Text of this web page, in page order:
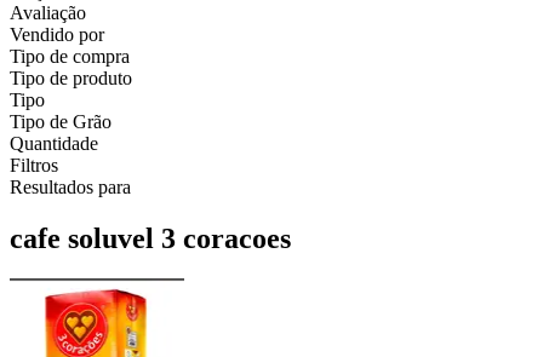
Avaliação
Vendido por
Tipo de compra
Tipo de produto
Tipo
Tipo de Grão
Quantidade
Filtros
Resultados para
cafe soluvel 3 coracoes